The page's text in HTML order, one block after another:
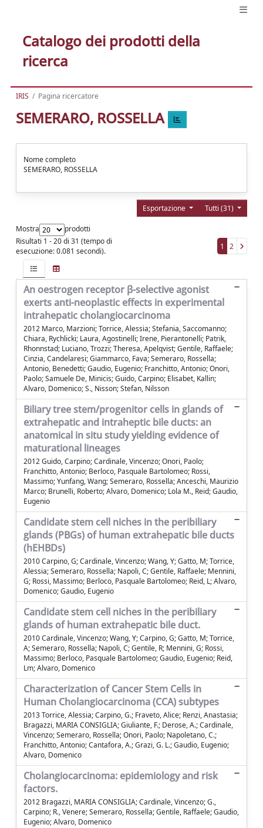
Catalogo dei prodotti della
ricerca
IRIS Pagina ricercatore
SEMERARO, ROSSELLA
Nome completo
SEMERARO, ROSSELLA
Tutti (31)
Esportazione
Mostra
prodotti
Risultati 1 - 20 di 31 (tempo di
esecuzione: 0.081 secondi).
1 2
An oestrogen receptor β-selective agonist
exerts anti-neoplastic effects in experimental
intrahepatic cholangiocarcinoma
2012 Marco, Marzioni; Torrice, Alessia; Stefania, Saccomanno;
Chiara, Rychlicki; Laura, Agostinelli; Irene, Pierantonelli; Patrik,
Rhonnstad; Luciano, Trozzi; Theresa, Apelqvist; Gentile, Raffaele;
Cinzia, Candelaresi; Giammarco, Fava; Semeraro, Rossella;
Antonio, Benedetti; Gaudio, Eugenio; Franchitto, Antonio; Onori,
Paolo; Samuele De, Minicis; Guido, Carpino; Elisabet, Kallin;
Alvaro, Domenico; S., Nisson; Stefan, Nilsson
Biliary tree stem/progenitor cells in glands of
extrahepatic and intraheptic bile ducts: an
anatomical in situ study yielding evidence of
maturational lineages
2012 Guido, Carpino; Cardinale, Vincenzo; Onori, Paolo;
Franchitto, Antonio; Berloco, Pasquale Bartolomeo; Rossi,
Massimo; Yunfang, Wang; Semeraro, Rossella; Anceschi, Maurizio
Marco; Brunelli, Roberto; Alvaro, Domenico; Lola M., Reid; Gaudio,
Eugenio
Candidate stem cell niches in the peribiliary
glands (PBGs) of human extrahepatic bile ducts
(hEHBDs)
2010 Carpino, G; Cardinale, Vincenzo; Wang, Y; Gatto, M; Torrice,
Alessia; Semeraro, Rossella; Napoli, C; Gentile, Raffaele; Mennini,
G; Rossi, Massimo; Berloco, Pasquale Bartolomeo; Reid, L; Alvaro,
Domenico; Gaudio, Eugenio
Candidate stem cell niches in the peribiliary
glands of human extrahepatic bile duct.
2010 Cardinale, Vincenzo; Wang, Y; Carpino, G; Gatto, M; Torrice,
A; Semeraro, Rossella; Napoli, C; Gentile, R; Mennini, G; Rossi,
Massimo; Berloco, Pasquale Bartolomeo; Gaudio, Eugenio; Reid,
Lm; Alvaro, Domenico
Characterization of Cancer Stem Cells in
Human Cholangiocarcinoma (CCA) subtypes
2013 Torrice, Alessia; Carpino, G.; Fraveto, Alice; Renzi, Anastasia;
Bragazzi, MARIA CONSIGLIA; Giuliante, F.; Derose, A.; Cardinale,
Vincenzo; Semeraro, Rossella; Onori, Paolo; Napoletano, C.;
Franchitto, Antonio; Cantafora, A.; Grazi, G. L.; Gaudio, Eugenio;
Alvaro, Domenico
Cholangiocarcinoma: epidemiology and risk
factors.
2012 Bragazzi, MARIA CONSIGLIA; Cardinale, Vincenzo; G.,
Carpino; R., Venere; Semeraro, Rossella; Gentile, Raffaele; Gaudio,
Eugenio; Alvaro, Domenico